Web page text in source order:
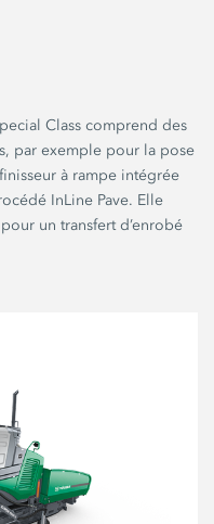
Class comprend des
par exemple pour la pose
à rampe intégrée
InLine Pave. Elle
un transfert d’enrobé